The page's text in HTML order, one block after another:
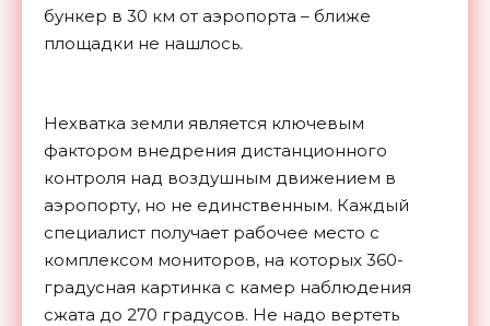
бункер в 30 км от аэропорта – ближе
площадки не нашлось.
Нехватка земли является ключевым
фактором внедрения дистанционного
контроля над воздушным движением в
аэропорту, но не единственным. Каждый
специалист получает рабочее место с
комплексом мониторов, на которых 360-
градусная картинка с камер наблюдения
сжата до 270 градусов. Не надо вертеть